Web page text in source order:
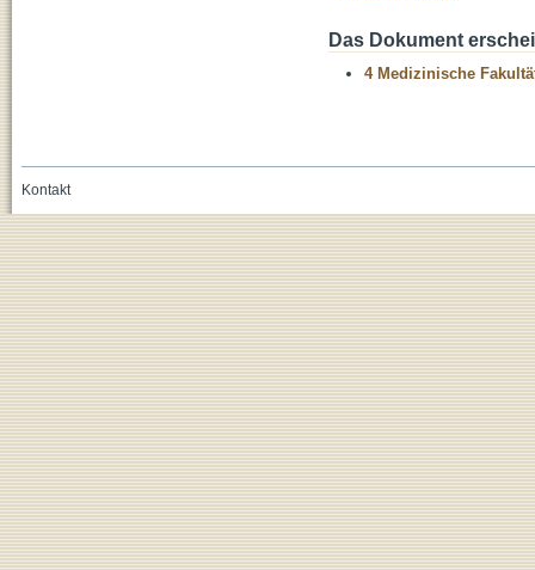
Das Dokument
4 Medizinische
Kontakt